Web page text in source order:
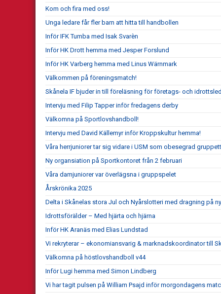
Kom och fira med oss!
Unga ledare får fler barn att hitta till handbollen
Inför IFK Tumba med Isak Svarèn
Inför HK Drott hemma med Jesper Forslund
Inför HK Varberg hemma med Linus Wärnmark
Välkommen på föreningsmatch!
Skånela IF bjuder in till föreläsning för företags- och
Intervju med Filip Tapper inför fredagens derby
Välkomna på Sportlovshandboll!
Intervju med David Källemyr inför Kroppskultur hemma!
Våra herrjuniorer tar sig vidare i USM som obesegrad
Ny organsiation på Sportkontoret från 2 februari
Våra damjuniorer var överlägsna i gruppspelet
Årskrönika 2025
Delta i Skånelas stora Jul och Nyårslotteri med dragning på
Idrottsförälder – Med hjärta och hjärna
Inför HK Aranäs med Elias Lundstad
Vi rekryterar – ekonomiansvarig & marknadskoordinator till
Välkomna på höstlovshandboll v44
Inför Lugi hemma med Simon Lindberg
Vi har tagit pulsen på William Psajd inför morgondagens